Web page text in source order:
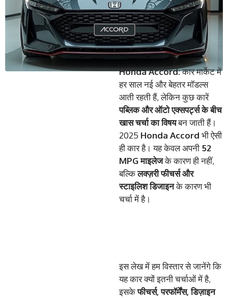
Honda Accord:कार मार्केट में
हर साल नई और बेहतर मॉडल्स
आती रहती हैं, लेकिन कुछ कारें
पब्लिक और ऑटो एक्सपर्ट्स के बीच
खास चर्चा का विषयबन जाती हैं।
2025 Honda Accord भी ऐसी
ही कार है। यह केवल अपनी 52
MPG माइलेजके कारण ही नहीं,
बल्किलक्ज़री फीचर्स और
स्टाइलिश डिजाइनके कारण भी
चर्चा में है।
इस लेख में हम विस्तार से जानेंगे कि
यह कार क्यों इतनी चर्चाओं में है,
इसकेफीचर्स,परफॉर्मेंस,डिज़ाइन